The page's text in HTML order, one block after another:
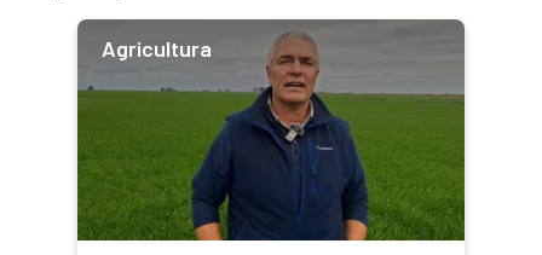
Agricultura